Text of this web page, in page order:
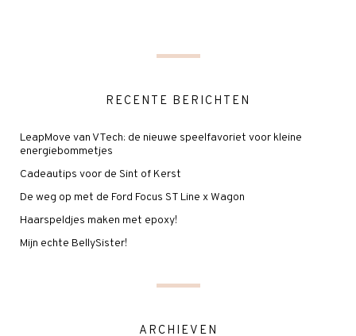
RECENTE BERICHTEN
LeapMove van VTech: de nieuwe speelfavoriet voor kleine
energiebommetjes
Cadeautips voor de Sint of Kerst
De weg op met de Ford Focus ST Line x Wagon
Haarspeldjes maken met epoxy!
Mijn echte BellySister!
ARCHIEVEN